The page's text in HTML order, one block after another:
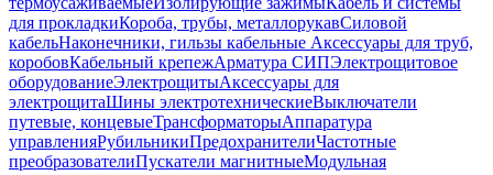
для прокладкиКороба, трубы, металлорукавСиловой
кабельНаконечники, гильзы кабельные Аксессуары для труб,
коробовКабельный крепежАрматура СИПЭлектрощитовое
оборудованиеЭлектрощитыАксессуары для
электрощитаШины электротехническиеВыключатели
путевые, концевыеТрансформаторыАппаратура
управленияРубильникиПредохранителиЧастотные
преобразователиПускатели магнитныеМодульная